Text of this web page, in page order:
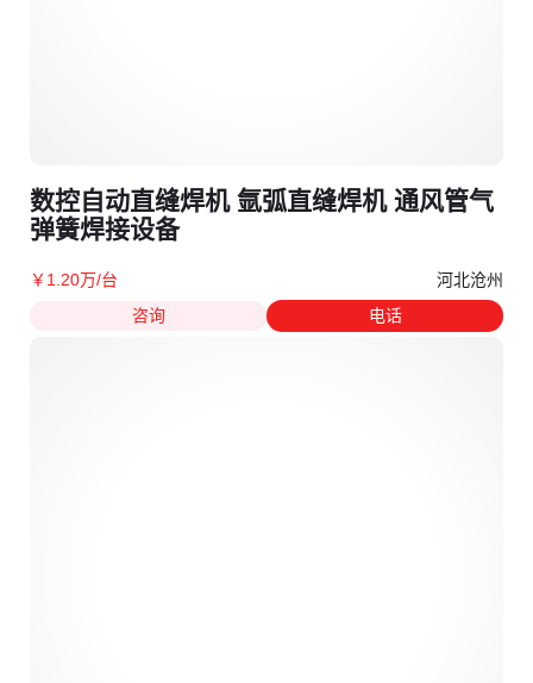
数控自动直缝焊机 氩弧直缝焊机 通风管气
弹簧焊接设备
￥ 1.20万/台
河北沧州
咨询
电话